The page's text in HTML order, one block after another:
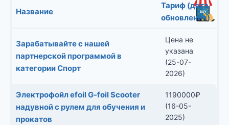
Название
Тариф (дата
обновления)
Зарабатывайте с нашей
партнерской программой в
категории Спорт
Цена не
указана
(25-07-
2026)
Электрофойл efoil G-foil Scooter
надувной с рулем для обучения и
прокатов
1190000₽
(16-05-
2025)